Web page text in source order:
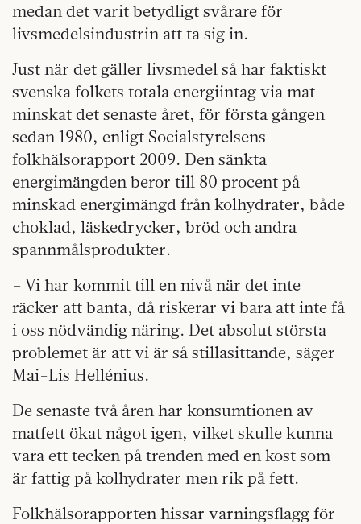
medan det varit betydligt svårare för
livsmedelsindustrin att ta sig in.
Just när det gäller livsmedel så har faktiskt
svenska folkets totala energiintag via mat
minskat det senaste året, för första gången
sedan 1980, enligt Socialstyrelsens
folkhälsorapport 2009. Den sänkta
energimängden beror till 80 procent på
minskad energimängd från kolhydrater, både
choklad, läskedrycker, bröd och andra
spannmålsprodukter.
– Vi har kommit till en nivå när det inte
räcker att banta, då riskerar vi bara att inte få
i oss nödvändig näring. Det absolut största
problemet är att vi är så stillasittande, säger
Mai-Lis Hellénius.
De senaste två åren har konsumtionen av
matfett ökat något igen, vilket skulle kunna
vara ett tecken på trenden med en kost som
är fattig på kolhydrater men rik på fett.
Folkhälsorapporten hissar varningsflagg för